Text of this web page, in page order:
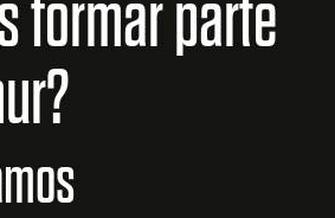
formar parte